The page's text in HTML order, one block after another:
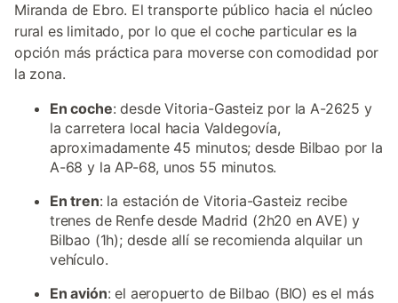
Miranda de Ebro. El transporte público hacia el núcleo
rural es limitado, por lo que el coche particular es la
opción más práctica para moverse con comodidad por
la zona.
En coche: desde Vitoria-Gasteiz por la A-2625 y
la carretera local hacia Valdegovía,
aproximadamente 45 minutos; desde Bilbao por la
A-68 y la AP-68, unos 55 minutos.
En tren: la estación de Vitoria-Gasteiz recibe
trenes de Renfe desde Madrid (2h20 en AVE) y
Bilbao (1h); desde allí se recomienda alquilar un
vehículo.
En avión: el aeropuerto de Bilbao (BIO) es el más